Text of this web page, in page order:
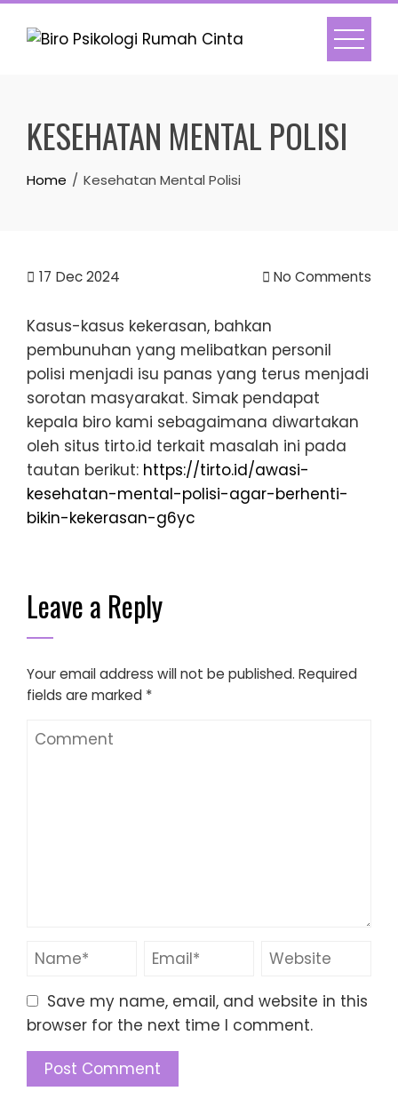
Skip
KESEHATAN MENTAL POLISI
Home Kesehatan Mental Polisi
17 Dec 2024 No Comments
Kasus-kasus kekerasan, bahkan
pembunuhan yang melibatkan personil
polisi menjadi isu panas yang terus menjadi
sorotan masyarakat. Simak pendapat
kepala biro kami sebagaimana diwartakan
oleh situs tirto.id terkait masalah ini pada
tautan berikut: https://tirto.id/awasi-
kesehatan-mental-polisi-agar-berhenti-
bikin-kekerasan-g6yc
Leave a Reply
Your email address will not be published. Required
fields are marked *
Save my name, email, and website in this
browser for the next time I comment.